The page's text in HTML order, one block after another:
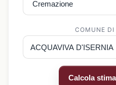
COMUNE DI
Calcola stima